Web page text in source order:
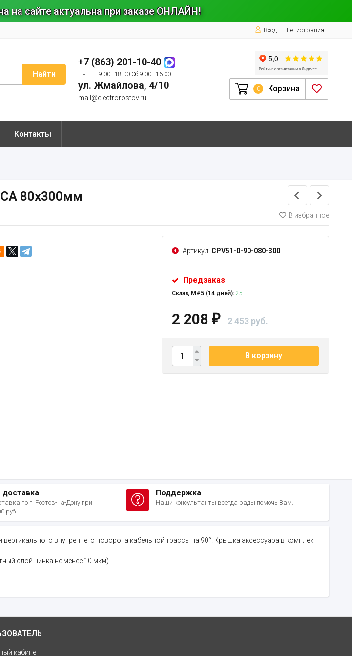
на сайте актуальна при заказе ОНЛАЙН!
Вход Регистрация
Найти
+7 (863) 201-10-40
Пн—Пт 9:00—18:00 Сб 9:00—16:00
ул. Жмайлова, 4/10
mail@electrorostov.ru
0 Корзина
Контакты
80х300мм
В избранное
Артикул: CPV51-0-90-080-300
Предзаказ
Склад М#5 (14 дней): 25
2 208 ₽ 2 453 руб.
В корзину
доставка
по г. Ростов-на-Дону при
руб.
Поддержка
Наши консультанты всегда рады помочь Вам.
внутреннего поворота кабельной трассы на 90°. Крышка аксессуара в комплект
слой цинка не менее 10 мкм).
кабинет